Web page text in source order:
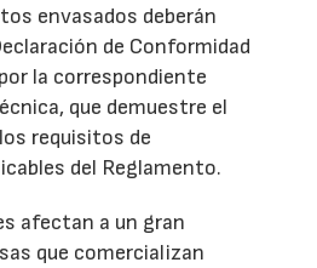
envasados deberán
de Conformidad
la correspondiente
que demuestre el
requisitos de
del Reglamento.
afectan a un gran
que comercializan